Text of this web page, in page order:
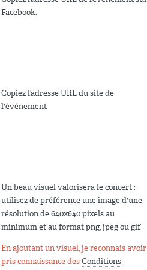
Facebook.
Copiez l’adresse URL du site de
l'événement
Un beau visuel valorisera le concert :
utilisez de préférence une image d'une
résolution de 640x640 pixels au
minimum et au format png, jpeg ou gif
En ajoutant un visuel, je reconnais avoir
pris connaissance desConditions